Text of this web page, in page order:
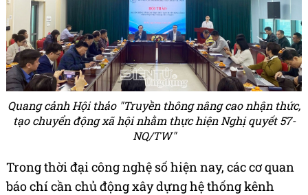
Quang cảnh Hội thảo "Truyền thông nâng cao nhận thức,
tạo chuyển động xã hội nhằm thực hiện Nghị quyết 57-
NQ/TW"
Trong thời đại công nghệ số hiện nay, các cơ quan
báo chí cần chủ động xây dựng hệ thống kênh